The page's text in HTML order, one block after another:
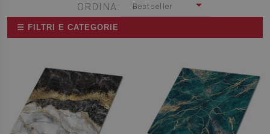
ORDINA: Bestseller
☰ FILTRI E CATEGORIE